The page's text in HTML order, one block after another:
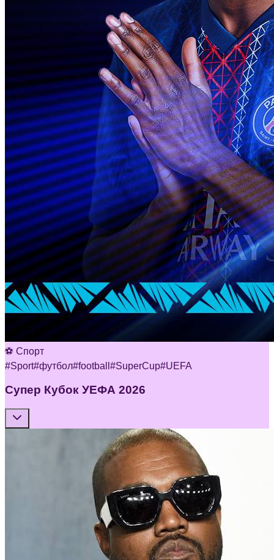
⚽ Спорт
#Sport#футбол#football #SuperCup#UEFA
Супер Кубок УЕФА 2026